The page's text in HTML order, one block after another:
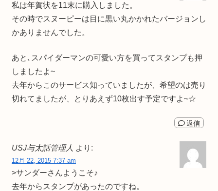
私は年賀状を11末に購入しました。
その時でスヌーピーは目に黒い丸かかれたバージョンし
かありませんでした。
あと､スパイダーマンの可愛い方を買ってスタンプも押
しましたよ~
去年からこのサービス知っていましたが、希望のは売り
切れてましたが、とりあえず10枚出す予定ですよ~☆
返信
USJ与太話管理人 より:
12月 22, 2015 7:37 am
>サンダーさんようこそ♪
去年からスタンプがあったのですね。